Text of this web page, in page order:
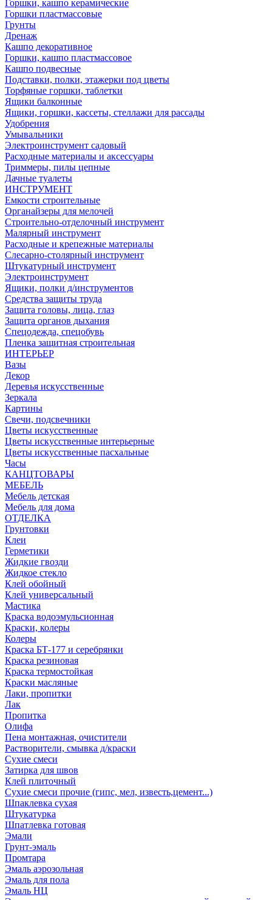
Горшки, кашпо керамические
Горшки пластмассовые
Грунты
Дренаж
Кашпо декоративное
Горшки, кашпо пластмассовое
Кашпо подвесные
Подставки, полки, этажерки под цветы
Торфяные горшки, таблетки
Ящики балконные
Ящики, горшки, кассеты, стеллажи для рассады
Удобрения
Умывальники
Электроинструмент садовый
Расходные материалы и аксессуары
Триммеры, пилы цепные
Дачные туалеты
ИНСТРУМЕНТ
Емкости строительные
Органайзеры для мелочей
Строительно-отделочный инструмент
Малярный инструмент
Расходные и крепежные материалы
Слесарно-столярный инструмент
Штукатурный инструмент
Электроинструмент
Ящики, полки д/инструментов
Средства защиты труда
Защита головы, лица, глаз
Защита органов дыхания
Спецодежда, спецобувь
Пленка защитная строительная
ИНТЕРЬЕР
Вазы
Декор
Деревья искусственные
Зеркала
Картины
Свечи, подсвечники
Цветы искусственные
Цветы искусственные интерьерные
Цветы искусственные пасхальные
Часы
КАНЦТОВАРЫ
МЕБЕЛЬ
Мебель детская
Мебель для дома
ОТДЕЛКА
Грунтовки
Клеи
Герметики
Жидкие гвозди
Жидкое стекло
Клей обойный
Клей универсальный
Мастика
Краска водоэмульсионная
Краски, колеры
Колеры
Краска БТ-177 и серебрянки
Краска резиновая
Краска термостойкая
Краски масляные
Лаки, пропитки
Лак
Пропитка
Олифа
Пена монтажная, очистители
Растворители, смывка д/краски
Сухие смеси
Затирка для швов
Клей плиточный
Сухие смеси прочие (гипс, мел, известь,цемент...)
Шпаклевка сухая
Штукатурка
Шпатлевка готовая
Эмали
Грунт-эмаль
Промтара
Эмаль аэрозольная
Эмаль для пола
Эмаль НЦ